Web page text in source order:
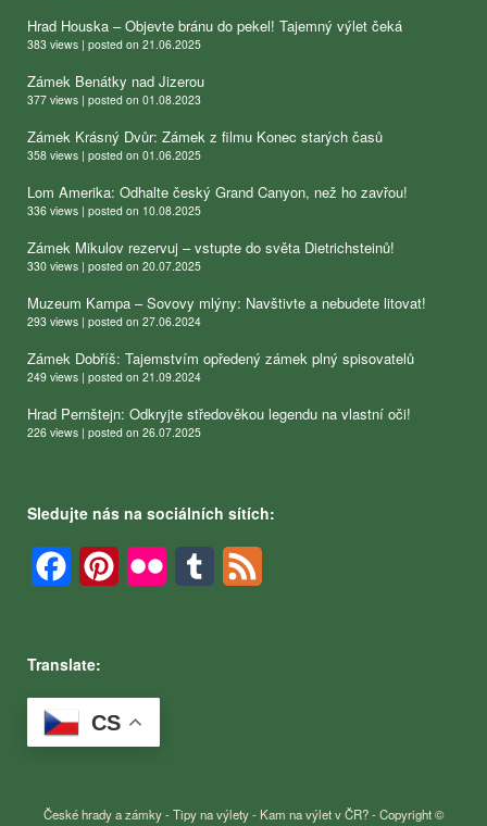
Hrad Houska – Objevte bránu do pekel! Tajemný výlet čeká
383 views | posted on 21.06.2025
Zámek Benátky nad Jizerou
377 views | posted on 01.08.2023
Zámek Krásný Dvůr: Zámek z filmu Konec starých časů
358 views | posted on 01.06.2025
Lom Amerika: Odhalte český Grand Canyon, než ho zavřou!
336 views | posted on 10.08.2025
Zámek Mikulov rezervuj – vstupte do světa Dietrichsteinů!
330 views | posted on 20.07.2025
Muzeum Kampa – Sovovy mlýny: Navštivte a nebudete litovat!
293 views | posted on 27.06.2024
Zámek Dobříš: Tajemstvím opředený zámek plný spisovatelů
249 views | posted on 21.09.2024
Hrad Pernštejn: Odkryjte středověkou legendu na vlastní oči!
226 views | posted on 26.07.2025
Sledujte nás na sociálních sítích:
FacebookPinterestFlickr Tumblr
Translate:
CS
České hrady a zámky - Tipy na výlety - Kam na výlet v ČR? - Copyright ©